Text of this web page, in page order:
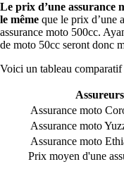
Le prix d’une assurance
le même que le prix d’une
assurance moto 500cc.
de moto 50cc seront donc
Voici un tableau comparatif
Assureurs
Assurance moto
Assurance moto
Assurance moto
Prix moyen d'une